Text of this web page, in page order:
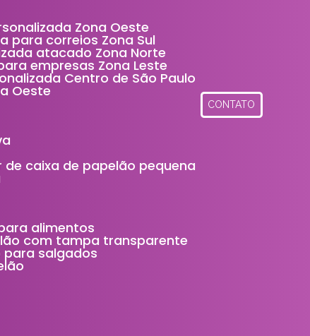
Zona Oeste
para correios Zona Sul
atacado Zona Norte
empresas Zona Leste
Centro de São Paulo
Oeste
de caixa de papelão pequena
alimentos
com tampa transparente
para salgados
CONTATO